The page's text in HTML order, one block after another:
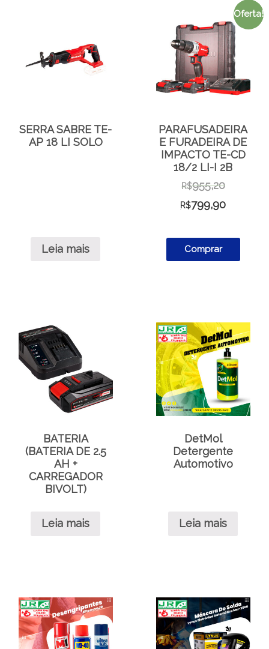
SERRA SABRE TE-
AP 18 LI SOLO
Leia mais
Oferta!
PARAFUSADEIRA
E FURADEIRA DE
IMPACTO TE-CD
18/2 LI-I 2B
R$955,20
R$799,90
Comprar
BATERIA
(BATERIA DE 2.5
AH +
CARREGADOR
BIVOLT)
Leia mais
DetMol
Detergente
Automotivo
Leia mais